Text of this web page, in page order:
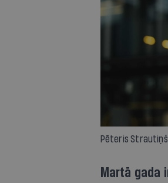
Pēteris
Martā gada